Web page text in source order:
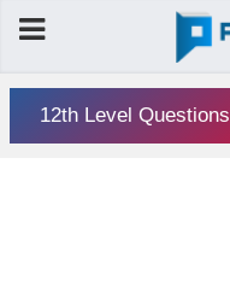
12th Level Questions